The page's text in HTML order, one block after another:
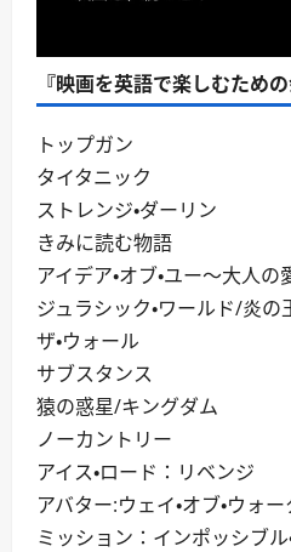
『映画を英語で楽しむため
トップガン
タイタニック
ストレンジ・ダーリン
きみに読む物語
アイデア・オブ・ユー～大人
ジュラシック・ワールド/炎の
ザ・ウォール
サブスタンス
猿の惑星/キングダム
ノーカントリー
アイス・ロード：リベンジ
アバター:ウェイ・オブ・ウォ
ミッション：インポッシブル